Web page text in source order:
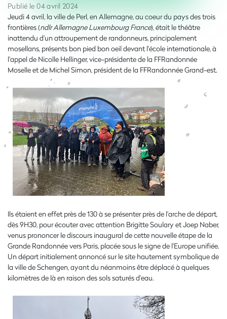
Publié le 04 avril 2024
Jeudi 4 avril, la ville de Perl, en Allemagne, au coeur du pays des trois
frontières (ndlr Allemagne Luxembourg France), était le théâtre
inattendu d'un attroupement de randonneurs, principalement
mosellans, présents bon pied bon oeil devant l'école internationale, à
l'appel de Nicolle Hellinger, vice-présidente de la FFRandonnée
Moselle et de Michel Simon, président de la FFRandonnée Grand-est.
Ils étaient en effet près de 130 à se présenter près de l'arche de départ,
dès 9H30, pour écouter avec attention Brigitte Soulary et Joep Naber,
venus prononcer le discours inaugural de cette nouvelle étape de la
Grande Randonnée vers Paris, placée sous le signe de l'Europe unifiée.
Un départ initialement annoncé sur le site hautement symbolique de
la ville de Schengen, ayant du néanmoins être déplacé à quelques
kilomètres de là en raison des sols saturés d'eau.